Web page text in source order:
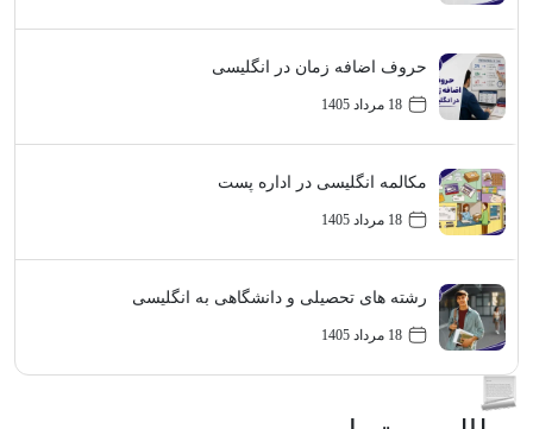
حروف اضافه زمان در انگلیسی
18 مرداد 1405
مکالمه انگلیسی در اداره پست
18 مرداد 1405
رشته های تحصیلی و دانشگاهی به انگلیسی
18 مرداد 1405